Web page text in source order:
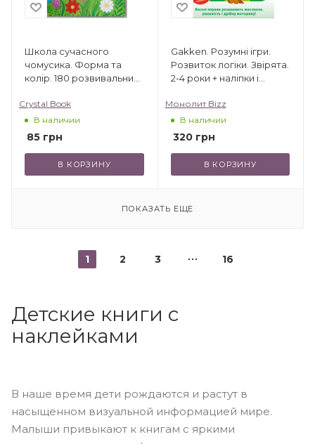
Школа сучасного
чомусика. Форма та
колір. 180 розвивальних
Crystal Book
В наличии
85 грн
В КОРЗИНУ
Gakken. Розумні ігри.
Розвиток логіки. Звірята.
2-4 роки + наліпки і
для малювання
Монолит Bizz
В наличии
320грн
В КОРЗИНУ
ПОКАЗАТЬ ЕЩЕ
1 2 3 16
Детские книги с
наклейками
В наше время дети рождаются и растут в
насыщенном визуальной информацией мире.
Малыши привыкают к книгам с яркими